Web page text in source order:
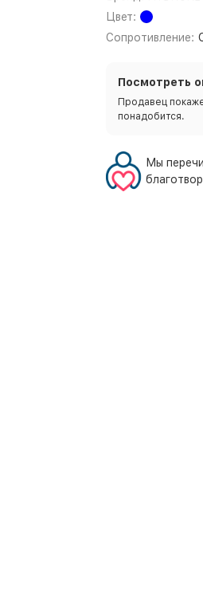
Цвет:
Сопротивление:
Посмотреть
Продавец
понадобится.
Мы